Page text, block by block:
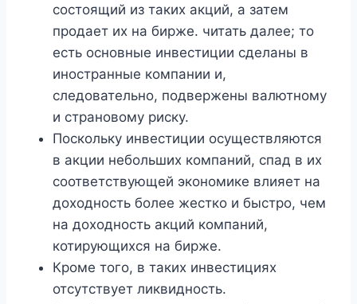
состоящий из таких акций, а затем
продает их на бирже. читать далее; то
есть основные инвестиции сделаны в
иностранные компании и,
следовательно, подвержены валютному
и страновому риску.
Поскольку инвестиции осуществляются
в акции небольших компаний, спад в их
соответствующей экономике влияет на
доходность более жестко и быстро, чем
на доходность акций компаний,
котирующихся на бирже.
Кроме того, в таких инвестициях
отсутствует ликвидность.